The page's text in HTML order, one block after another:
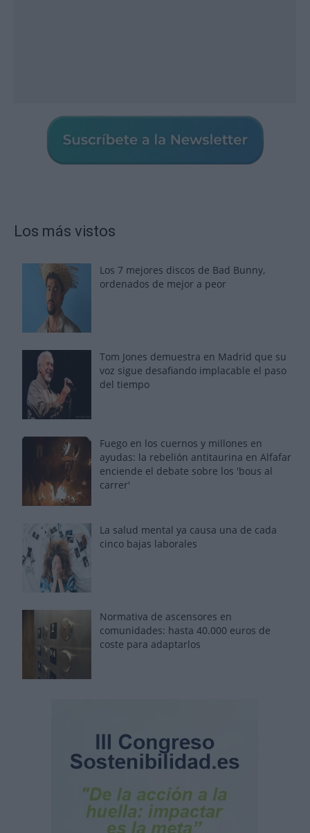
Los más vistos
Los 7 mejores discos de Bad Bunny,
ordenados de mejor a peor
Tom Jones demuestra en Madrid que su
voz sigue desafiando implacable el paso
del tiempo
Fuego en los cuernos y millones en
ayudas: la rebelión antitaurina en Alfafar
enciende el debate sobre los 'bous al
carrer'
La salud mental ya causa una de cada
cinco bajas laborales
Normativa de ascensores en
comunidades: hasta 40.000 euros de
coste para adaptarlos